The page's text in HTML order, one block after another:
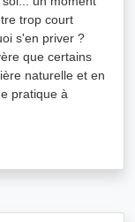
trop court
s'en priver ?
que certains
naturelle et en
pratique à